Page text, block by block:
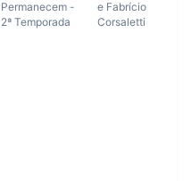
Permanecem -
2ª Temporada
e Fabrício
Corsaletti